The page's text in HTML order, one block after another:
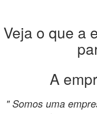
Veja o que a
A
" Somos uma